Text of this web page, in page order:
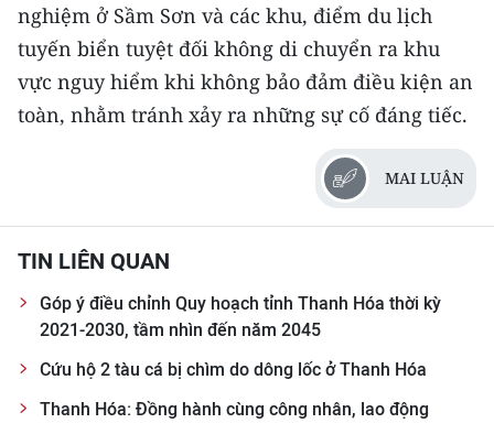
Đồng bằng sông Hồng
Bắc Trung Bộ
Duyên hải Nam Trung Bộ và Tây
Đồng bằng sông Cửu Long
Chuyên trang Hà Nội
CHUYÊN ĐỀ
nghiệm ở Sầm Sơn và các khu, điểm du lịch
tuyến biển tuyệt đối không di chuyển ra khu
vực nguy hiểm khi không bảo đảm điều kiện an
toàn, nhằm tránh xảy ra những sự cố đáng tiếc.
MAI LUẬN
TIN LIÊN QUAN
Góp ý điều chỉnh Quy hoạch tỉnh Thanh Hóa thời kỳ
2021-2030, tầm nhìn đến năm 2045
Cứu hộ 2 tàu cá bị chìm do dông lốc ở Thanh Hóa
Thanh Hóa: Đồng hành cùng công nhân, lao động